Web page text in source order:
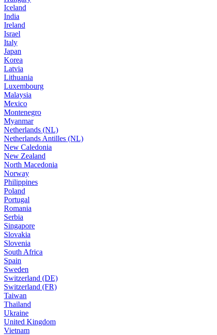
Iceland
India
Ireland
Israel
Italy
Japan
Korea
Latvia
Lithuania
Luxembourg
Malaysia
Mexico
Montenegro
Myanmar
Netherlands (NL)
Netherlands Antilles (NL)
New Caledonia
New Zealand
North Macedonia
Norway
Philippines
Poland
Portugal
Romania
Serbia
Singapore
Slovakia
Slovenia
South Africa
Spain
Sweden
Switzerland (DE)
Switzerland (FR)
Taiwan
Thailand
Ukraine
United Kingdom
Vietnam